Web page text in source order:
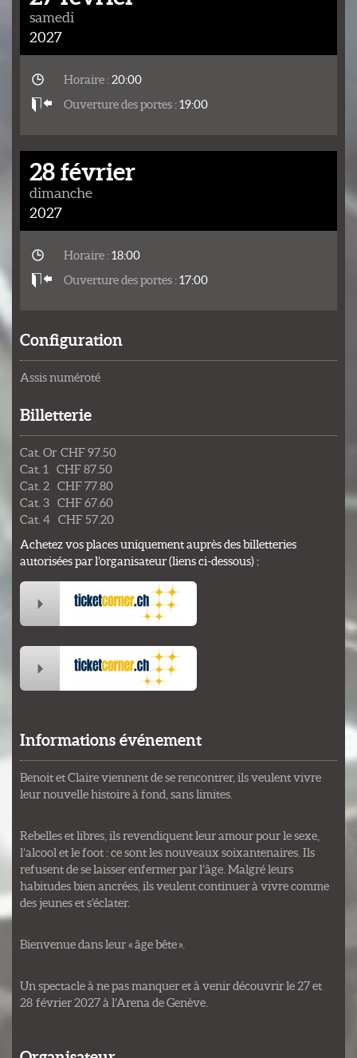
samedi
2027
Horaire :20:00
Ouverture des portes :19:00
28 février
dimanche
2027
Horaire :18:00
Ouverture des portes :17:00
Configuration
Assis numéroté
Billetterie
Cat. Or CHF 97.50
Cat. 1 CHF 87.50
Cat. 2 CHF 77.80
Cat. 3 CHF 67.60
Cat. 4 CHF 57.20
Achetez vos places uniquement auprès des billetteries
autorisées par l’organisateur (liens ci-dessous) :
Informations événement
Benoit et Claire viennent de se rencontrer, ils veulent vivre
leur nouvelle histoire à fond, sans limites.
Rebelles et libres, ils revendiquent leur amour pour le sexe,
l’alcool et le foot : ce sont les nouveaux soixantenaires. Ils
refusent de se laisser enfermer par l’âge. Malgré leurs
habitudes bien ancrées, ils veulent continuer à vivre comme
des jeunes et s’éclater.
Bienvenue dans leur « âge bête ».
Un spectacle à ne pas manquer et à venir découvrir le 27 et
28 février 2027 à l’Arena de Genève.